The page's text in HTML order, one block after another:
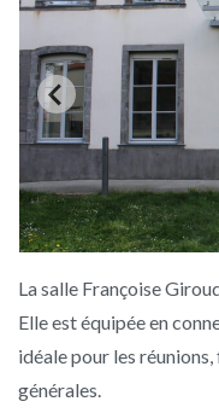
La salle Françoise
Elle est équipée en
idéale pour les
générales.